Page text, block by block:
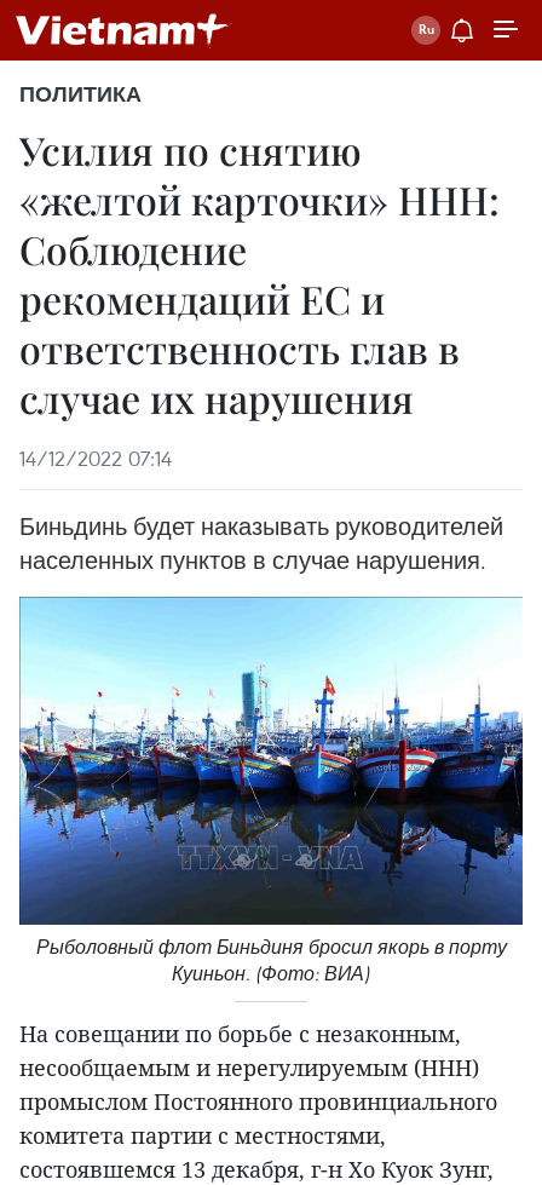
ПОЛИТИКА
Усилия по снятию
«желтой карточки» ННН:
Соблюдение
рекомендаций ЕС и
ответственность глав в
случае их нарушения
14/12/2022 07:14
Биньдинь будет наказывать руководителей
населенных пунктов в случае нарушения.
Рыболовный флот Биньдиня бросил якорь в порту
Куиньон. (Фото: ВИА)
На совещании по борьбе с незаконным,
несообщаемым и нерегулируемым (ННН)
промыслом Постоянного провинциального
комитета партии с местностями,
состоявшемся 13 декабря, г-н Хо Куок Зунг,